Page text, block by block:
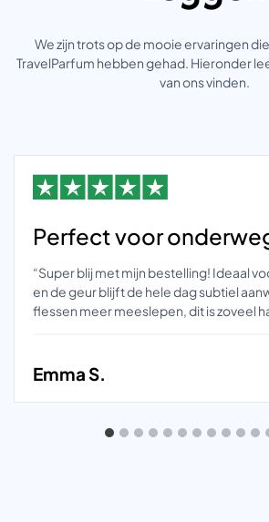
We zijn trots op de mooie ervaringen
TravelParfum hebben gehad. Hieronder
van ons vinden.
Perfect voor
“Super blij met mijn bestelling! Ideaal
en de geur blijft de hele dag subtiel
flessen meer meeslepen, dit is zoveel
Emma S.